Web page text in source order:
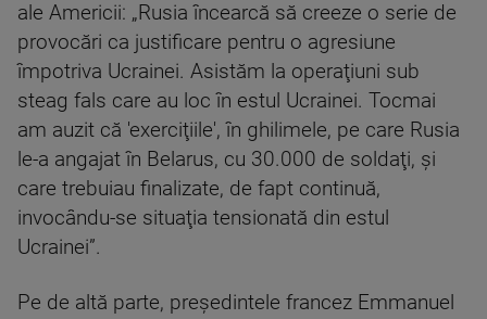
ale Americii: „Rusia încearcă să creeze o serie de
provocări ca justificare pentru o agresiune
împotriva Ucrainei. Asistăm la operaţiuni sub
steag fals care au loc în estul Ucrainei. Tocmai
am auzit că 'exerciţiile', în ghilimele, pe care Rusia
le-a angajat în Belarus, cu 30.000 de soldaţi, şi
care trebuiau finalizate, de fapt continuă,
invocându-se situaţia tensionată din estul
Ucrainei”.
Pe de altă parte, președintele francez Emmanuel